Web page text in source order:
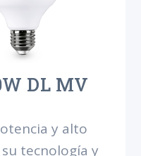
DL MV
y alto
tecnología y